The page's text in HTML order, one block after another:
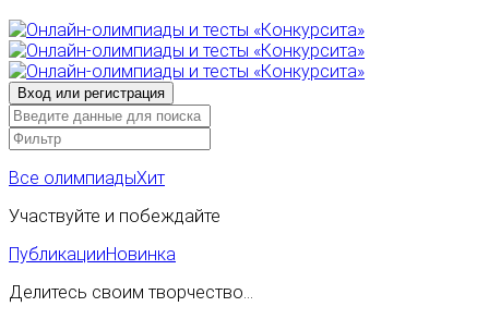
Все олимпиадыХит
Участвуйте и побеждайте
ПубликацииНовинка
Делитесь своим творчество...